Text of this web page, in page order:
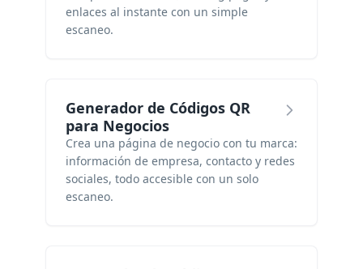
enlaces al instante con un simple
escaneo.
Generador de Códigos QR
para Negocios
Crea una página de negocio con tu marca:
información de empresa, contacto y redes
sociales, todo accesible con un solo
escaneo.